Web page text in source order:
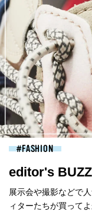
FASHION
editor's
展示会や撮影などで
ィターたちが買って